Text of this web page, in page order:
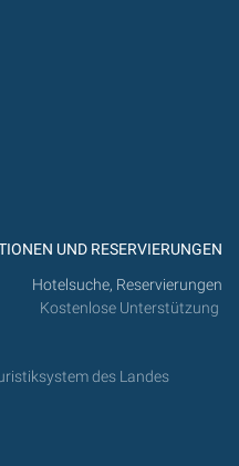
UND RESERVIERUNGEN
Hotelsuche, Reservierungen
Kostenlose Unterstützung
des Landes